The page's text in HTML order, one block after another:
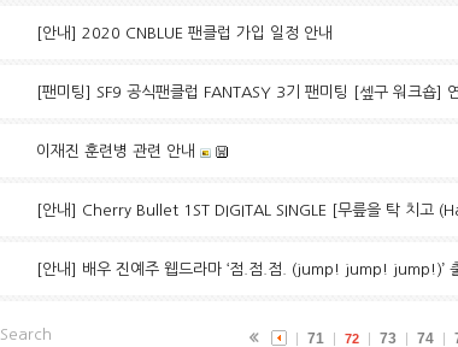
[안내] 2020 CNBLUE 팬클럽 가입 일정 안내
[팬미팅] SF9 공식팬클럽 FANTASY 3기 팬미팅 [셒구 워크숍]
이재진 훈련병 관련 안내
[안내] Cherry Bullet 1ST DIGITAL SINGLE [무릎을 탁 치고
[안내] 배우 진예주 웹드라마 ‘점.점.점. (jump! jump! jump!)’
71 72 73 74
Search